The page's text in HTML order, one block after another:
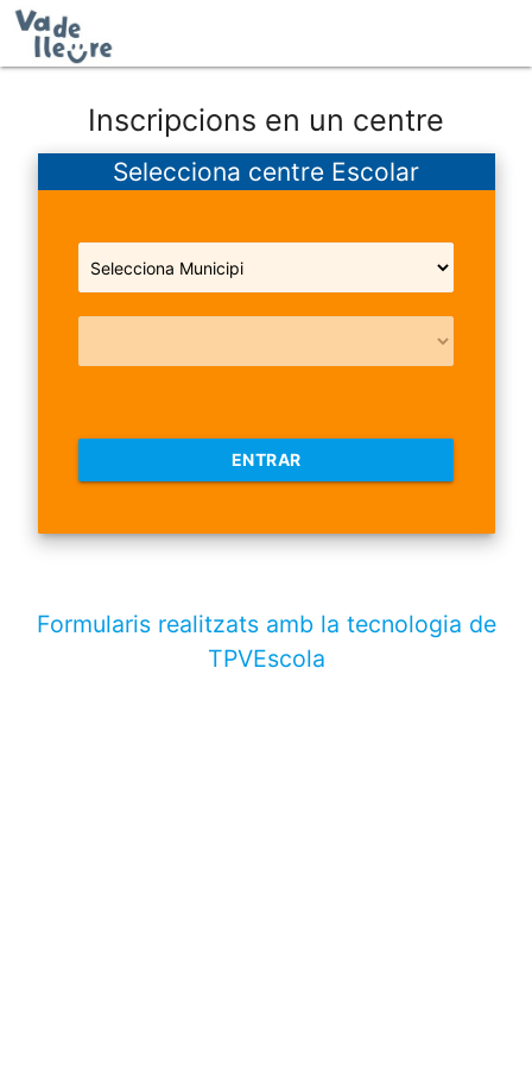
Inscripcions en un centre
Selecciona centre Escolar
ENTRAR
Formularis realitzats amb la tecnologia de
TPVEscola